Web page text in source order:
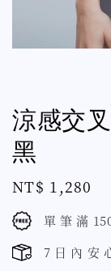
涼感交
黑
Regular
price
NT$ 1,280
單 筆 滿
7 日 內 安